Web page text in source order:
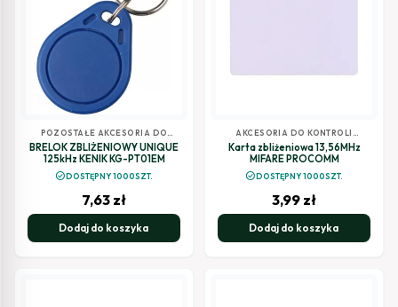
POZOSTAŁE AKCESORIA DO
DOMOFONÓW I
WIDEODOMOFONÓW,
BRELOK ZBLIŻENIOWY UNIQUE
125kHz KENIK KG-PT01EM
check_circleDOSTĘPNY 1000SZT.
7,63 zł
Dodaj do koszyka
AKCESORIA DO KONTROLI
DOSTĘPU ,POZOSTAŁE AKCESORIA
DO DOMOFONÓW I
TRANSPONDERY ZBLIŻENIOWE
Karta zbliżeniowa 13,56MHz
MIFARE PROCOMM
check_circleDOSTĘPNY 1000SZT.
3,99 zł
Dodaj do koszyka